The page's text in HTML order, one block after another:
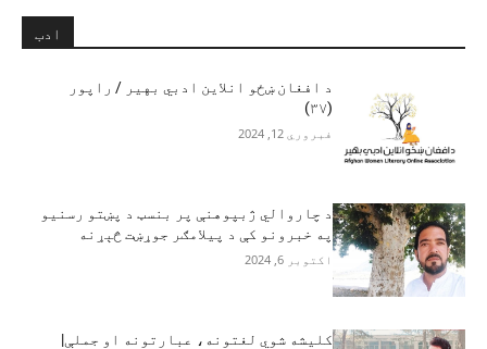
ادب
د افغان ښځو انلاین ادبي بهیر / راپور
(۳۷)
فبروري 12, 2024
د چاروالي ژبپوهنې پر بنسټ د پښتو رسنیو
په خبرونو کې د پيلامګر جوړښت څېړنه
اکتوبر 6, 2024
کلیشه شوي لغتونه، عبارتونه او جملې|